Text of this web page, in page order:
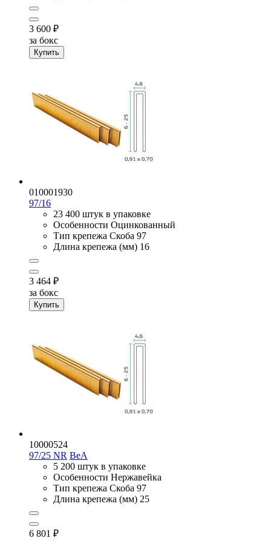
3 600 ₽
за бокс
Купить
010001930
97/16
23 400 штук в упаковке
Особенности Оцинкованный
Тип крепежа Скоба 97
Длина крепежа (мм) 16
3 464 ₽
за бокс
Купить
10000524
97/25 NR BeA
5 200 штук в упаковке
Особенности Нержавейка
Тип крепежа Скоба 97
Длина крепежа (мм) 25
6 801 ₽